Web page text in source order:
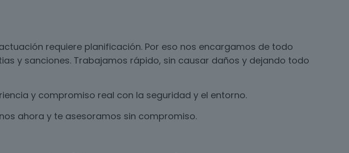
requiere planificación. Por eso nos encargamos de todo
y sanciones. Trabajamos rápido, sin causar daños y dejando todo
y compromiso real con la seguridad y el entorno.
ahora y te asesoramos sin compromiso.